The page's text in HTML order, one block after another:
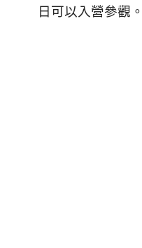
日可以入營參觀。